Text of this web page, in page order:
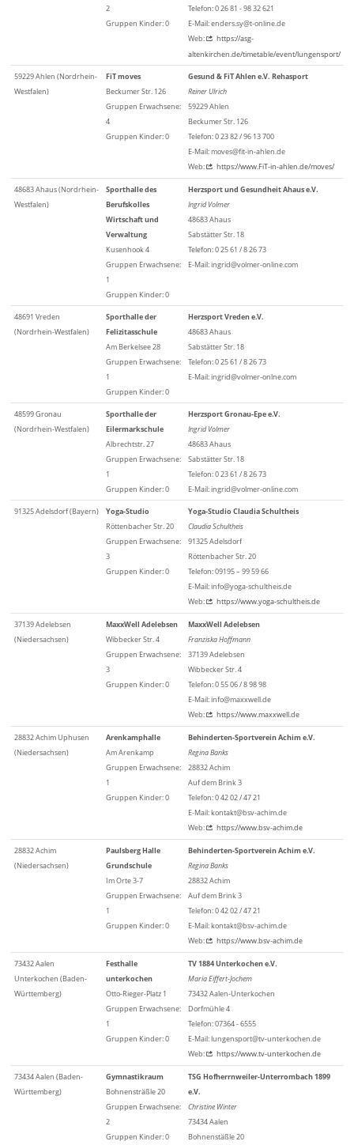
2
Gruppen Kinder: 0
Telefon: 0 26 81 - 98 32 621
E-Mail: enders.sy@t-online.de
Web:
https://asg-
altenkirchen.de/timetable/event/lungensport/
59229 Ahlen (Nordrhein-
Westfalen)
FiT moves
Beckumer Str. 126
Gruppen Erwachsene:
4
Gruppen Kinder: 0
Gesund & FiT Ahlen e.V. Rehasport
Reiner Ulrich
59229 Ahlen
Beckumer Str. 126
Telefon: 0 23 82 / 96 13 700
E-Mail: moves@fit-in-ahlen.de
Web:
https://www.FiT-in-ahlen.de/moves/
48683 Ahaus (Nordrhein-
Westfalen)
Sporthalle des
Berufskolles
Wirtschaft und
Verwaltung
Kusenhook 4
Gruppen Erwachsene:
1
Gruppen Kinder: 0
Herzsport und Gesundheit Ahaus e.V.
Ingrid Volmer
48683 Ahaus
Sabstätter Str. 18
Telefon: 0 25 61 / 8 26 73
E-Mail: ingrid@volmer-online.com
48691 Vreden
(Nordrhein-Westfalen)
Sporthalle der
Felizitasschule
Am Berkelsee 28
Gruppen Erwachsene:
1
Gruppen Kinder: 0
Herzsport Vreden e.V.
48683 Ahaus
Sabstätter Str. 18
Telefon: 0 25 61 / 8 26 73
E-Mail: ingrid@volmer-onlne.com
48599 Gronau
(Nordrhein-Westfalen)
Sporthalle der
Eilermarkschule
Albrechtstr. 27
Gruppen Erwachsene:
1
Gruppen Kinder: 0
Herzsport Gronau-Epe e.V.
Ingrid Volmer
48683 Ahaus
Sabstätter Str. 18
Telefon: 0 23 61 / 8 26 73
E-Mail: ingrid@volmer-online.com
91325 Adelsdorf (Bayern)
Yoga-Studio
Röttenbacher Str. 20
Gruppen Erwachsene:
3
Gruppen Kinder: 0
Yoga-Studio Claudia Schultheis
Claudia Schultheis
91325 Adelsdorf
Röttenbacher Str. 20
Telefon: 09195 – 99 59 66
E-Mail: info@yoga-schultheis.de
Web:
https://www.yoga-schultheis.de
37139 Adelebsen
(Niedersachsen)
MaxxWell Adelebsen
Wibbecker Str. 4
Gruppen Erwachsene:
3
Gruppen Kinder: 0
MaxxWell Adelebsen
Franziska Hoffmann
37139 Adelebsen
Wibbecker Str. 4
Telefon: 0 55 06 / 8 98 98
E-Mail: info@maxxwell.de
Web:
https://www.maxxwell.de
28832 Achim Uphusen
(Niedersachsen)
Arenkamphalle
Am Arenkamp
Gruppen Erwachsene:
1
Gruppen Kinder: 0
Behinderten-Sportverein Achim e.V.
Regina Banks
28832 Achim
Auf dem Brink 3
Telefon: 0 42 02 / 47 21
E-Mail: kontakt@bsv-achim.de
Web:
https://www.bsv-achim.de
28832 Achim
(Niedersachsen)
Paulsberg Halle
Grundschule
Im Orte 3-7
Gruppen Erwachsene:
1
Gruppen Kinder: 0
Behinderten-Sportverein Achim e.V.
Regina Banks
28832 Achim
Auf dem Brink 3
Telefon: 0 42 02 / 47 21
E-Mail: kontakt@bsv-achim.de
Web:
https://www.bsv-achim.de
73432 Aalen
Unterkochen (Baden-
Württemberg)
Festhalle
unterkochen
Otto-Rieger-Platz 1
Gruppen Erwachsene:
1
Gruppen Kinder: 0
TV 1884 Unterkochen e.V.
Maria Eiffert-Jochem
73432 Aalen-Unterkochen
Dorfmühle 4
Telefon: 07364 - 6555
E-Mail: lungensport@tv-unterkochen.de
Web:
https://www.tv-unterkochen.de
73434 Aalen (Baden-
Württemberg)
Gymnastikraum
Bohnensträßle 20
Gruppen Erwachsene:
2
Gruppen Kinder: 0
TSG Hofherrnweiler-Unterrombach 1899
e.V.
Christine Winter
73434 Aalen
Bohnenstäßle 20